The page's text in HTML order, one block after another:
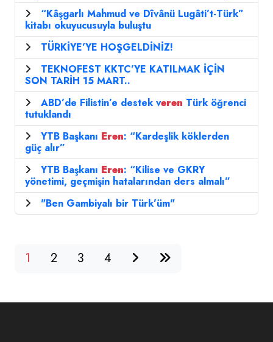
“Kâşgarlı Mahmud ve Dîvânü Lugâti’t-Türk”
kitabı okuyucusuyla buluştu
TÜRKİYE’YE HOŞGELDİNİZ!
TEKNOFEST KKTC’YE KATILMAK İÇİN
SON TARİH 15 MART..
ABD’de Filistin’e destek veren Türk öğrenci
tutuklandı
YTB Başkanı Eren: “Kardeşlik köklerden
güç alır”
YTB Başkanı Eren: “Kilise ve GKRY
yönetimi, geçmişin hatalarından ders almalı”
"Ben Gambiyalı bir Türk’üm"
1 2 3 4